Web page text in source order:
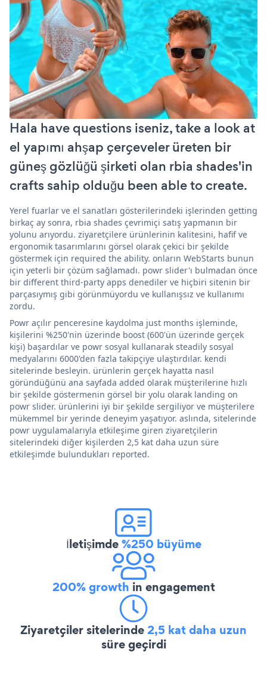
Hala have questions iseniz, take a look at
el yapımı ahşap çerçeveler üreten bir
güneş gözlüğü şirketi olan rbia shades'in
crafts sahip olduğu been able to create.
Yerel fuarlar ve el sanatları gösterilerindeki işlerinden getting
birkaç ay sonra, rbia shades çevrimiçi satış yapmanın bir
yolunu arıyordu. ziyaretçilere ürünlerinin kalitesini, hafif ve
ergonomik tasarımlarını görsel olarak çekici bir şekilde
göstermek için required the ability. onların WebStarts bunun
için yeterli bir çözüm sağlamadı. powr slider'ı bulmadan önce
bir different third-party apps denediler ve hiçbiri sitenin bir
parçasıymış gibi görünmüyordu ve kullanışsız ve kullanımı
zordu.
Powr açılır penceresine kaydolma just months işleminde,
kişilerini %250'nin üzerinde boost (600'ün üzerinde gerçek
kişi) başardılar ve powr sosyal kullanarak steadily sosyal
medyalarını 6000'den fazla takipçiye ulaştırdılar. kendi
sitelerinde besleyin. ürünlerin gerçek hayatta nasıl
göründüğünü ana sayfada added olarak müşterilerine hızlı
bir şekilde göstermenin görsel bir yolu olarak landing on
powr slider. ürünlerini iyi bir şekilde sergiliyor ve müşterilere
mükemmel bir yerinde deneyim yaşatıyor. aslında, sitelerinde
powr uygulamalarıyla etkileşime giren ziyaretçilerin
sitelerindeki diğer kişilerden 2,5 kat daha uzun süre
etkileşimde bulundukları reported.
İletişimde%250 büyüme
200% growth in engagement
Ziyaretçiler sitelerinde2,5 kat daha uzun
süre geçirdi